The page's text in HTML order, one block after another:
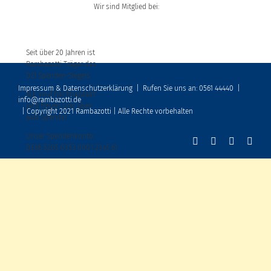
Wir sind Mitglied bei:
Seit über 20 Jahren ist
Rambazotti Träger des
DZI Spenden-Siegels
Wir sind frei finanziert
und freuen uns über
jede Spende!
Unser Spendenkonto:
DE86 5205 0353 0001 2345 61
Impressum & Datenschutzerklärung Rufen Sie uns an: 0561 44440
info@rambazotti.de
| Copyright 2021 Rambazotti | Alle Rechte vorbehalten